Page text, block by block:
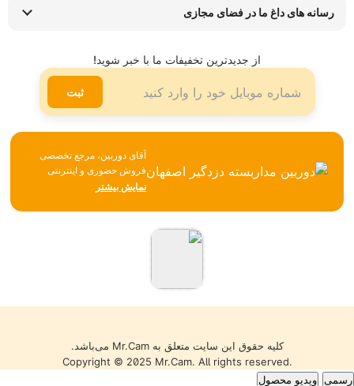
فروشگاه های حضوری
ضمانت هفت روزه وی تم
رسانه های داغ ما در فضای مجازی
لینکدین
از جدیدترین تخفیفات ما با خبر شوید!
ثبت
آقای دوربین، مرجع تخصصی
فروش حضوری و اینترنتی
تجهیزات نظارتی، امنیتی و
تکیه بر تجربه، مشاوره
قیمت مناسب عرضه می‌شوند
نمایش بیشتر
کلیه حقوق این سایت متعلق به Mr.Cam می‌باشد.
Copyright © 2025 Mr.Cam. All rights reserved.
رسمی
ویدیو محصول